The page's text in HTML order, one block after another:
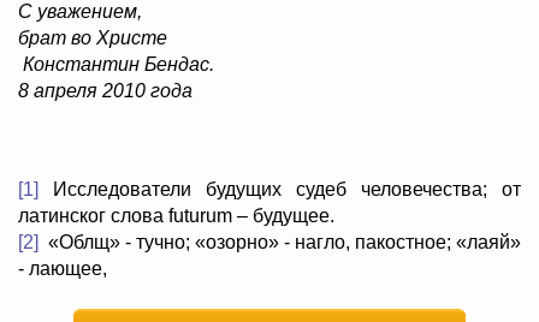
С уважением,
брат во Христе
Константин Бендас.
8 апреля 2010 года
[1]
Исследователи будущих судеб человечества; от
латинског слова futurum – будущее.
[2] «Облщ» - тучно; «озорно» - нагло, пакостное; «лаяй»
- лающее,